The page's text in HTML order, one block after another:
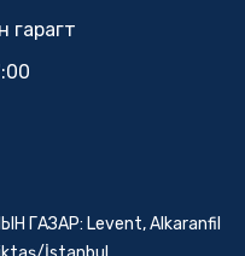
гарагт
ГАЗАР: Levent, Alkaranfil